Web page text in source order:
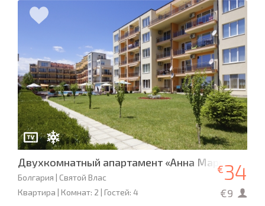
Двухкомнатный апартамент «Анна Марина»
Болгария | Святой Влас
Квартира | Комнат: 2 | Гостей: 4
€34
€9